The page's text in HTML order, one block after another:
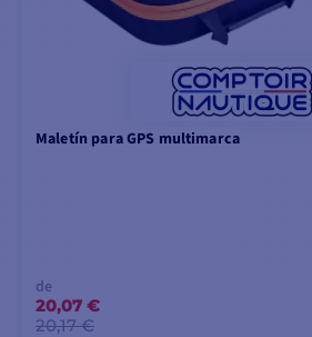
Maletín para GPS multimarca
de
20,07 €
20,17 €